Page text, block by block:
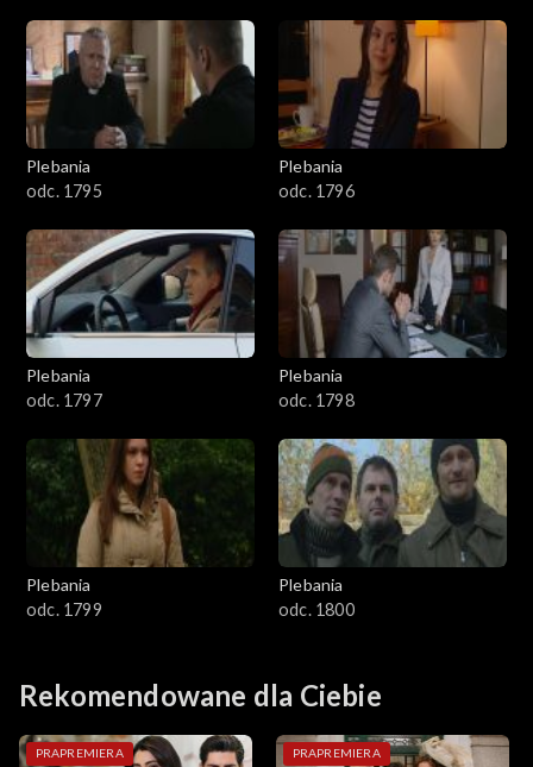
Plebania
odc. 1795
Plebania
odc. 1796
Plebania
odc. 1797
Plebania
odc. 1798
Plebania
odc. 1799
Plebania
odc. 1800
Rekomendowane dla Ciebie
PRAPREMIERA PRAPREMIERA